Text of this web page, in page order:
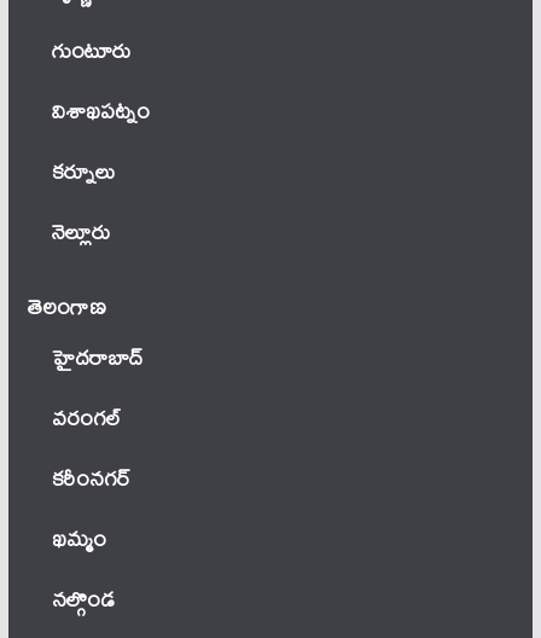
గుంటూరు
విశాఖపట్నం
కర్నూలు
నెల్లూరు
తెలంగాణ‌
హైదరాబాద్
వ‌రంగ‌ల్
కరీంనగర్
ఖ‌మ్మం
నల్గొండ